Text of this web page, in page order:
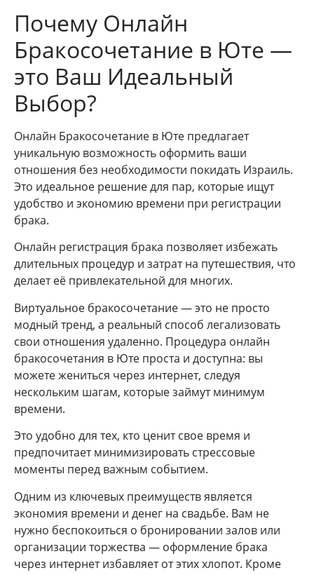
Почему Онлайн
Бракосочетание в Юте —
это Ваш Идеальный
Выбор?
Онлайн Бракосочетание в Юте предлагает
уникальную возможность оформить ваши
отношения без необходимости покидать Израиль.
Это идеальное решение для пар, которые ищут
удобство и экономию времени при регистрации
брака.
Онлайн регистрация брака позволяет избежать
длительных процедур и затрат на путешествия, что
делает её привлекательной для многих.
Виртуальное бракосочетание — это не просто
модный тренд, а реальный способ легализовать
свои отношения удаленно. Процедура онлайн
бракосочетания в Юте проста и доступна: вы
можете жениться через интернет, следуя
нескольким шагам, которые займут минимум
времени.
Это удобно для тех, кто ценит свое время и
предпочитает минимизировать стрессовые
моменты перед важным событием.
Одним из ключевых преимуществ является
экономия времени и денег на свадьбе. Вам не
нужно беспокоиться о бронировании залов или
организации торжества — оформление брака
через интернет избавляет от этих хлопот. Кроме